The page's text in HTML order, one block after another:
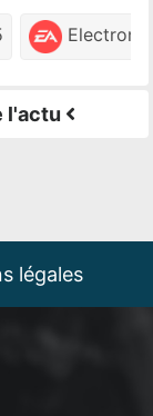
l'actu
légales